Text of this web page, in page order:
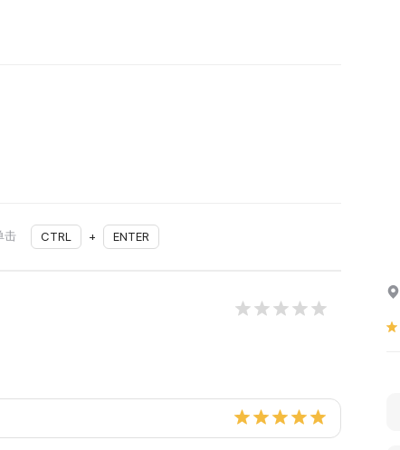
击 CTRL + ENTER